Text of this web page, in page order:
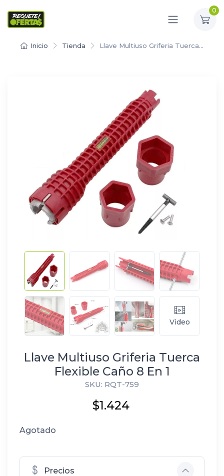
0
Inicio Tienda Llave Multiuso Griferia Tuerca…
Video
Llave Multiuso Griferia Tuerca
Flexible Caño 8 En 1
SKU: RQT-759
$1.424
Agotado
Precios